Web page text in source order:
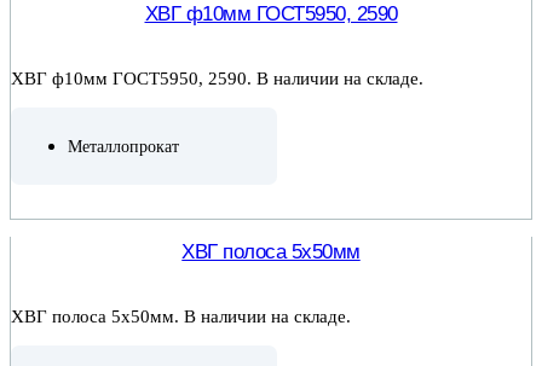
ХВГ ф10мм ГОСТ5950, 2590
ХВГ ф10мм ГОСТ5950, 2590. В наличии на складе.
Металлопрокат
ХВГ полоса 5х50мм
ХВГ полоса 5х50мм. В наличии на складе.